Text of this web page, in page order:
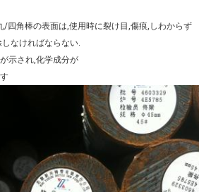
/四角棒の表面は,使用時に裂け目,傷痕,しわからず
なければならない.
示され,化学成分が